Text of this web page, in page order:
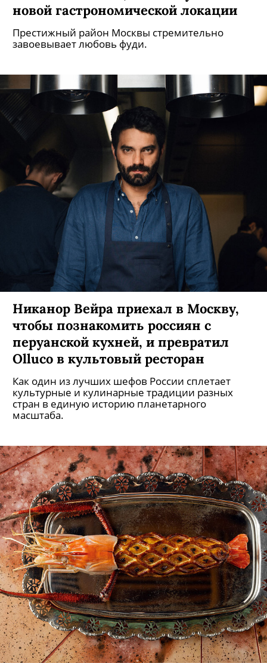
новой гастрономической локации
Престижный район Москвы стремительно
завоевывает любовь фуди.
Никанор Вейра приехал в Москву,
чтобы познакомить россиян с
перуанской кухней, и превратил
Olluco в культовый ресторан
Как один из лучших шефов России сплетает
культурные и кулинарные традиции разных
стран в единую историю планетарного
масштаба.